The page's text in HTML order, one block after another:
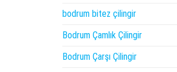
bodrum bitez çilingir
Bodrum Çamlık Çilingir
Bodrum Çarşı Çilingir